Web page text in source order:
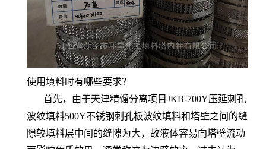
使用填料时有哪些要求？
首先，由于天津精馏分离项目JKB-700Y压延刺孔
波纹填料500Y不锈钢刺孔板波纹填料和塔壁之间的缝
隙较填料层中间的缝隙为大，故液体容易向塔壁流动